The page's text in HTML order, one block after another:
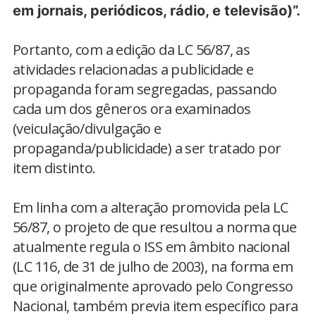
em jornais, periódicos, rádio, e televisão)”.
Portanto, com a edição da LC 56/87, as
atividades relacionadas a publicidade e
propaganda foram segregadas, passando
cada um dos gêneros ora examinados
(veiculação/divulgação e
propaganda/publicidade) a ser tratado por
item distinto.
Em linha com a alteração promovida pela LC
56/87, o projeto de que resultou a norma que
atualmente regula o ISS em âmbito nacional
(LC 116, de 31 de julho de 2003), na forma em
que originalmente aprovado pelo Congresso
Nacional, também previa item específico para